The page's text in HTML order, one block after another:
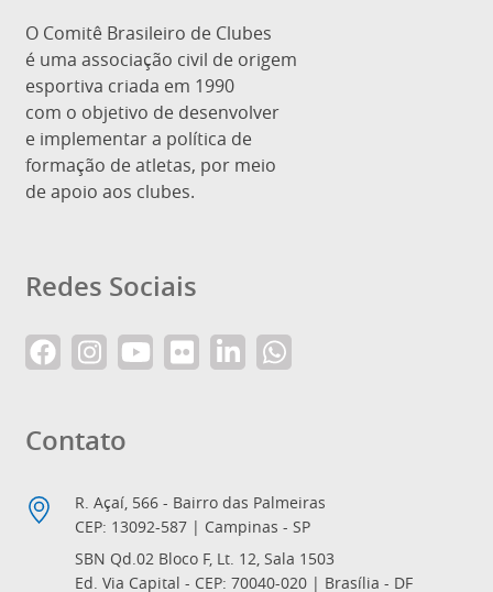
O Comitê Brasileiro de Clubes
é uma associação civil de origem
esportiva criada em 1990
com o objetivo de desenvolver
e implementar a política de
formação de atletas, por meio
de apoio aos clubes.
Redes Sociais
Contato
R. Açaí, 566 - Bairro das Palmeiras
CEP: 13092-587 | Campinas - SP
SBN Qd.02 Bloco F, Lt. 12, Sala 1503
Ed. Via Capital - CEP: 70040-020 | Brasília - DF